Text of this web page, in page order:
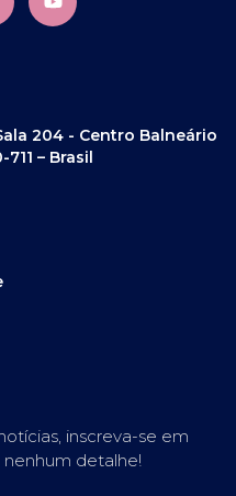
204 - Centro Balneário
– Brasil
inscreva-se em
detalhe!